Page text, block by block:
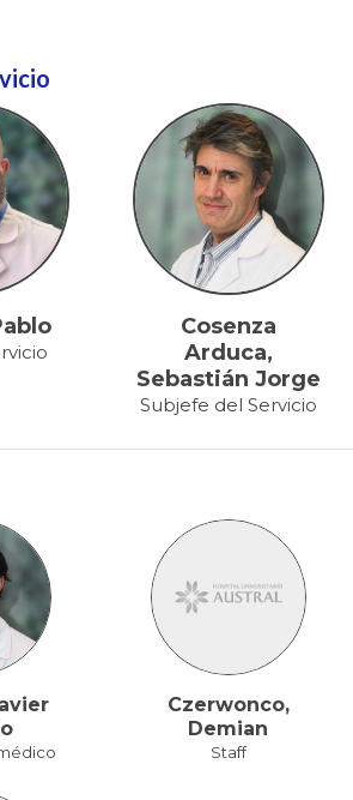
Cosenza
Arduca,
Sebastián Jorge
Subjefe del Servicio
Czerwonco,
Demian
Staff